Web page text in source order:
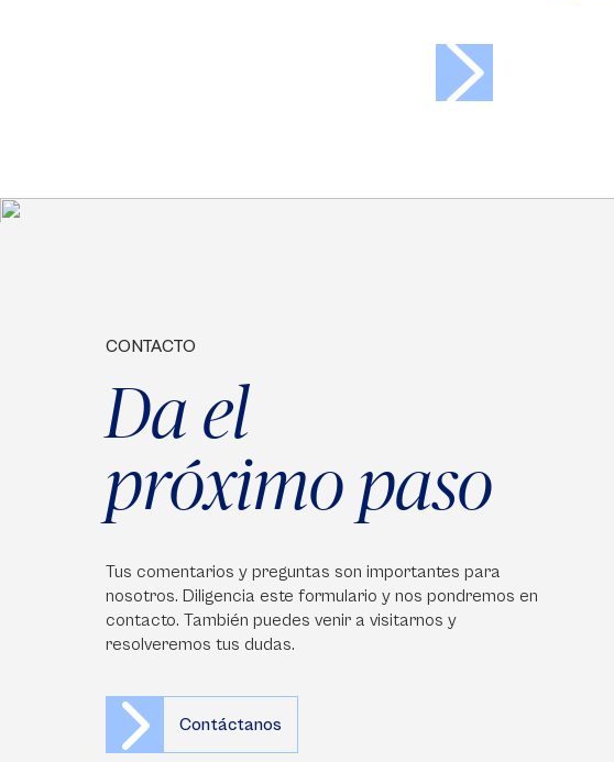
CONTACTO
Da el
próximo paso
Tus comentarios y preguntas son importantes para
nosotros. Diligencia este formulario y nos pondremos en
contacto. También puedes venir a visitarnos y
resolveremos tus dudas.
Contáctanos